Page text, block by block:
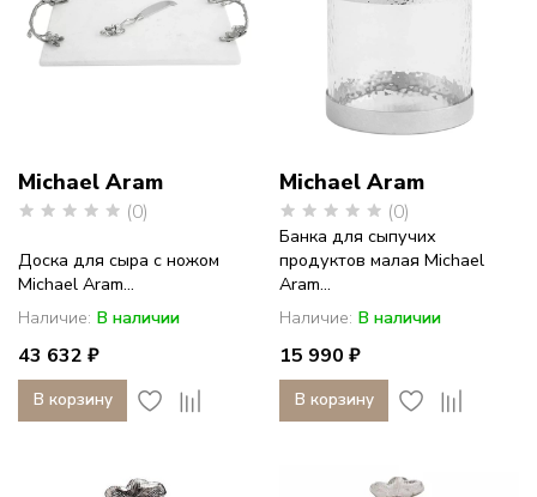
Michael Aram
(0)
Доска для сыра с ножом
Michael Aram...
Наличие: В наличии
43 632 ₽
В корзину
Michael Aram
(0)
Банка для сыпучих
продуктов малая Michael
Aram...
Наличие: В наличии
15 990 ₽
В корзину